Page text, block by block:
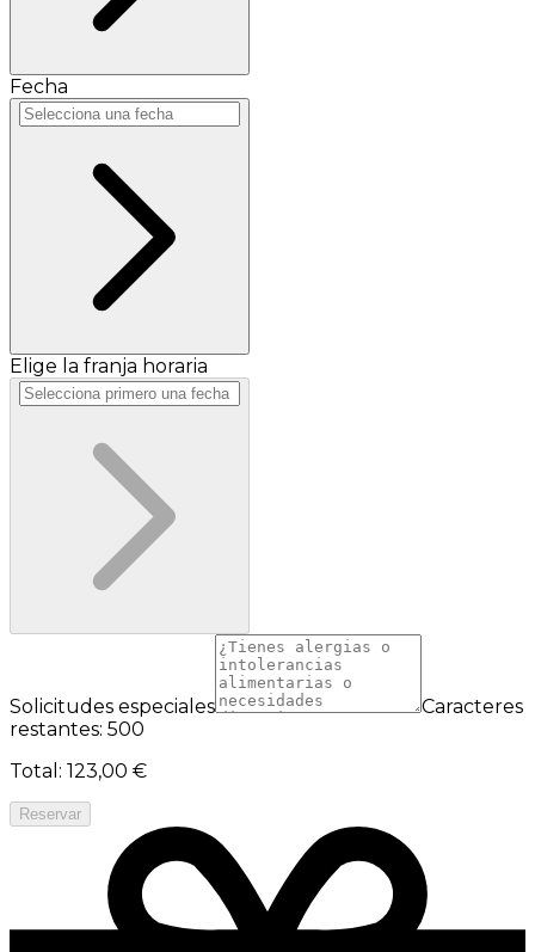
Fecha
Elige la franja horaria
Solicitudes especiales
Caracteres
restantes: 500
Total : 123,00 €
Reservar